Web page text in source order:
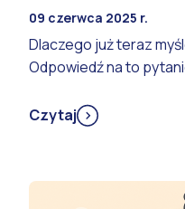
09 czerwca 2025 r.
Dlaczego już teraz
Odpowiedź na to
Czytaj